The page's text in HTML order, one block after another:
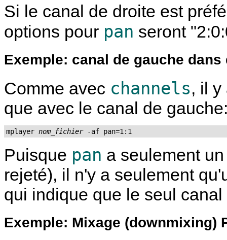
Si le canal de droite est
options pour pan seront
Exemple: canal de gauche
Comme avec channels, il
que avec le canal de
mplayer nom_fichier -af pan=1:1
Puisque pan a seulement
rejeté), il n'y a seulement
qui indique que le seul
Exemple: Mixage (downmixing)